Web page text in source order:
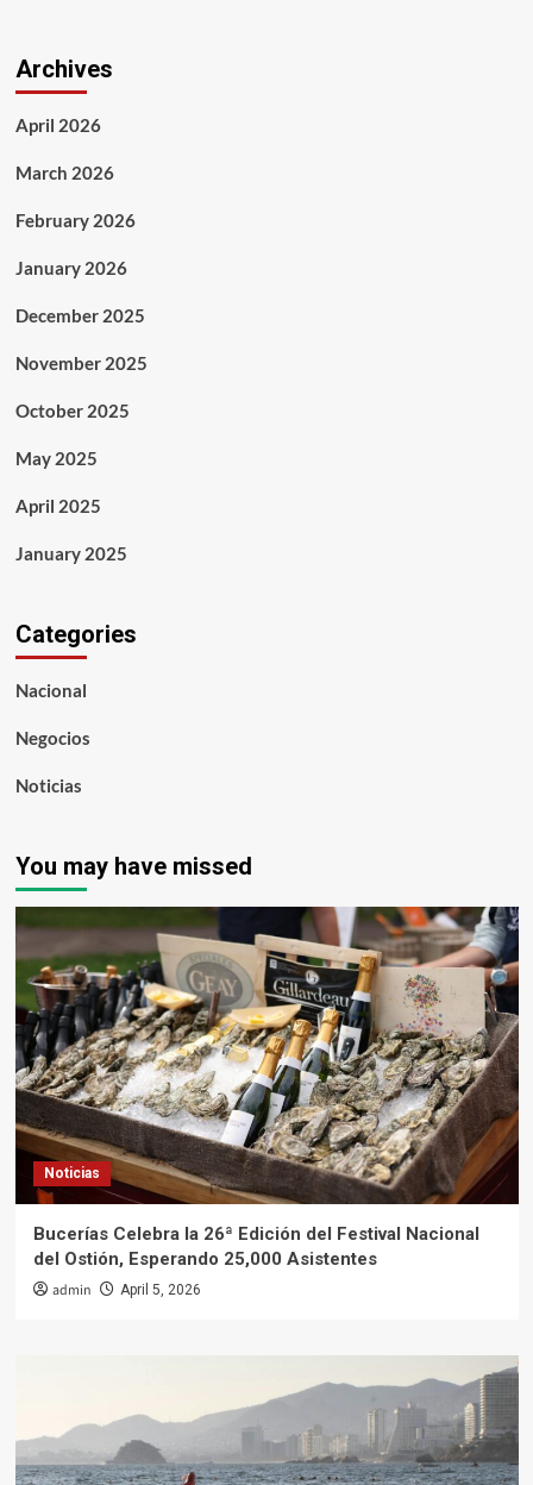
Archives
April 2026
March 2026
February 2026
January 2026
December 2025
November 2025
October 2025
May 2025
April 2025
January 2025
Categories
Nacional
Negocios
Noticias
You may have missed
Noticias
Bucerías Celebra la 26ª Edición del Festival Nacional
del Ostión, Esperando 25,000 Asistentes
admin April 5, 2026